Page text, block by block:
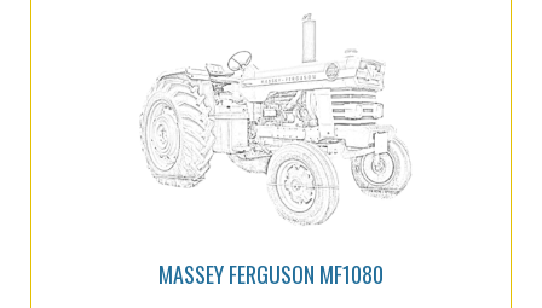
MASSEY FERGUSON MF1080